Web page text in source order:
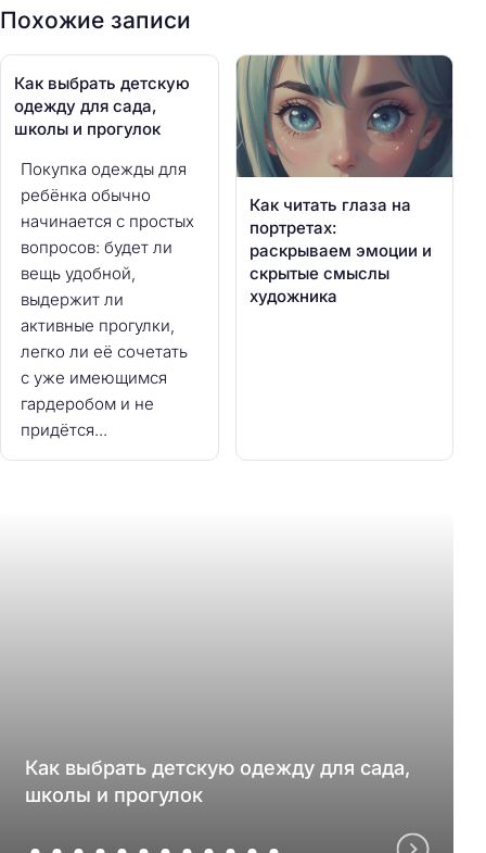
Похожие записи
Как выбрать детскую
одежду для сада,
школы и прогулок
Покупка одежды для
ребёнка обычно
начинается с простых
вопросов: будет ли
вещь удобной,
выдержит ли
активные прогулки,
легко ли её сочетать
с уже имеющимся
гардеробом и не
придётся...
Как читать глаза на
портретах:
раскрываем эмоции и
скрытые смыслы
художника
Как выбрать детскую одежду для сада,
школы и прогулок